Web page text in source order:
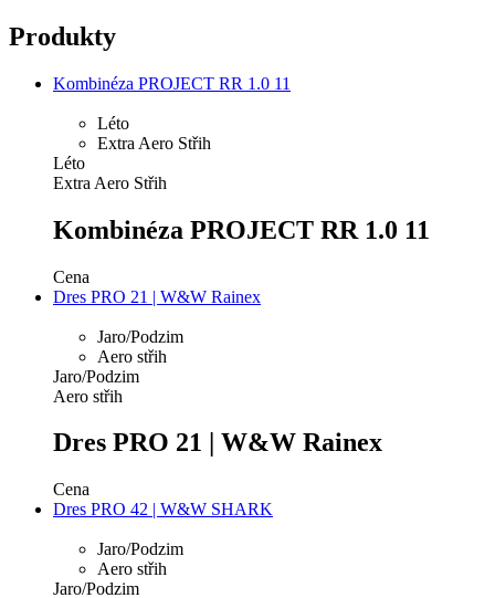
Produkty
Kombinéza PROJECT RR 1.0 11
Léto
Extra Aero Střih
Léto
Extra Aero Střih
Kombinéza PROJECT RR 1.0 11
Cena
Dres PRO 21 | W&W Rainex
Jaro/Podzim
Aero střih
Jaro/Podzim
Aero střih
Dres PRO 21 | W&W Rainex
Cena
Dres PRO 42 | W&W SHARK
Jaro/Podzim
Aero střih
Jaro/Podzim